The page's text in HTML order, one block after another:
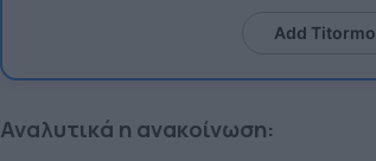
Add
Αναλυτικά η ανακοίνωση: